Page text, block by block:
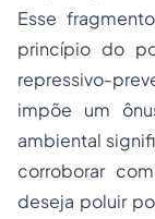
Esse
princípio do
repressivo-
impõe um
ambiental
corroborar
deseja poluir